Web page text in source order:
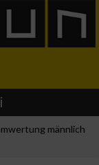
männlich